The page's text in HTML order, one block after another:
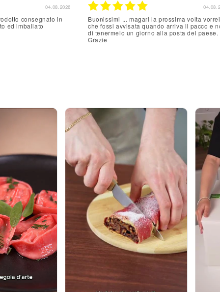
05.08.2026
reso disponibile ai
trasportatori e anno
grazie grazie (
tutto buono spedizione accurata e ottima
servizio